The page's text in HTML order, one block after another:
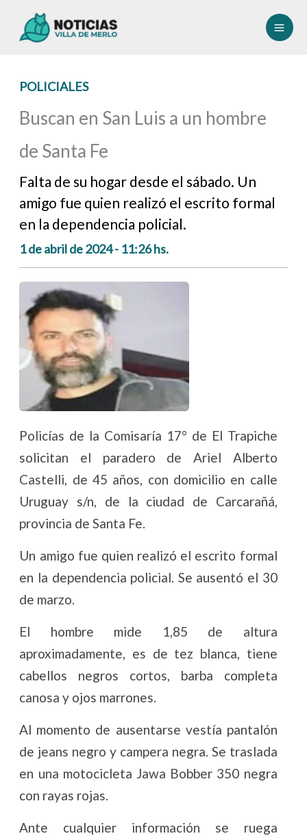
POLICIALES
Buscan en San Luis a un hombre
de Santa Fe
Falta de su hogar desde el sábado. Un
amigo fue quien realizó el escrito formal
en la dependencia policial.
1 de abril de 2024 - 11:26 hs.
Policías de la Comisaría 17° de El Trapiche
solicitan el paradero de Ariel Alberto
Castelli, de 45 años, con domicilio en calle
Uruguay s/n, de la ciudad de Carcarañá,
provincia de Santa Fe.
Un amigo fue quien realizó el escrito formal
en la dependencia policial. Se ausentó el 30
de marzo.
El hombre mide 1,85 de altura
aproximadamente, es de tez blanca, tiene
cabellos negros cortos, barba completa
canosa y ojos marrones.
Al momento de ausentarse vestía pantalón
de jeans negro y campera negra. Se traslada
en una motocicleta Jawa Bobber 350 negra
con rayas rojas.
Ante cualquier información se ruega